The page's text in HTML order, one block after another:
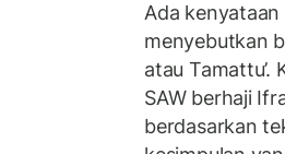
Ada
menyebutkan
atau
SAW berhaji
berdasarkan